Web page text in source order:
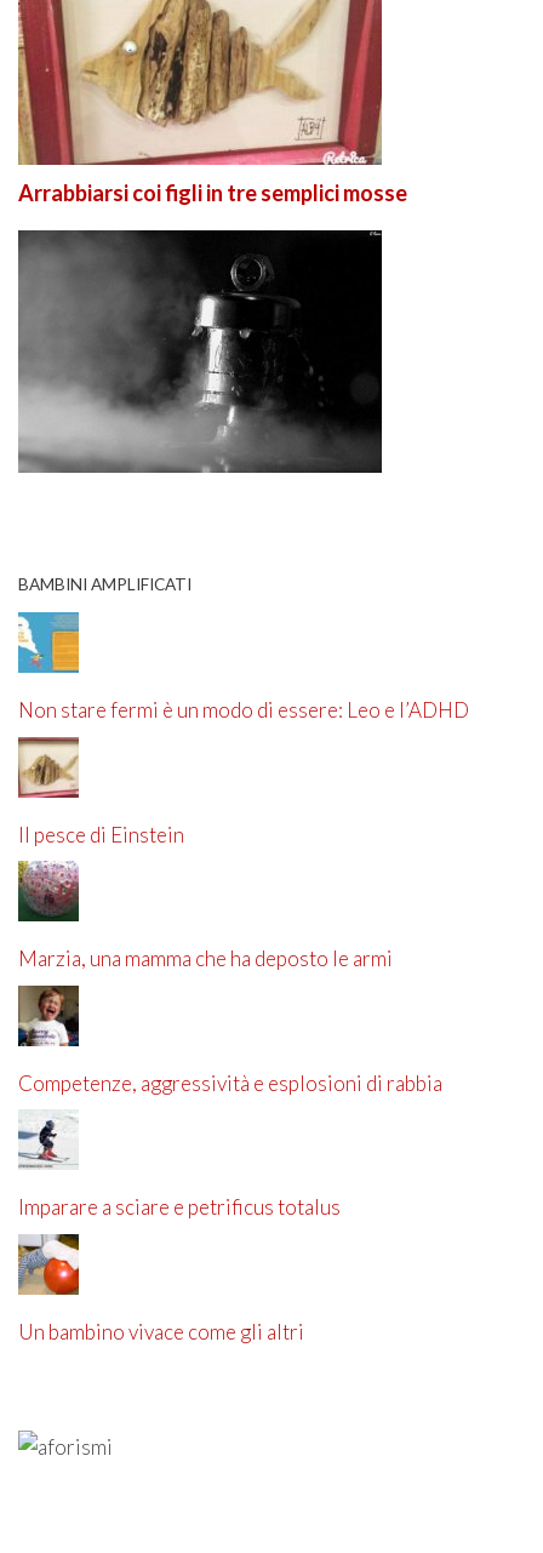
Arrabbiarsi coi figli in tre semplici mosse
BAMBINI AMPLIFICATI
Non stare fermi è un modo di essere: Leo e l’ADHD
Il pesce di Einstein
Marzia, una mamma che ha deposto le armi
Competenze, aggressività e esplosioni di rabbia
Imparare a sciare e petrificus totalus
Un bambino vivace come gli altri